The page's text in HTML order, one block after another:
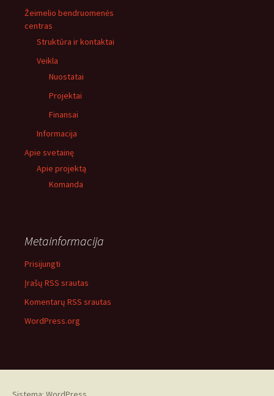
Žeimelio bendruomenės
centras
Struktūra ir kontaktai
Veikla
Nuostatai
Projektai
Finansai
Informacija
Apie svetainę
Apie projektą
Komanda
Metainformacija
Prisijungti
Įrašų RSS srautas
Komentarų RSS srautas
WordPress.org